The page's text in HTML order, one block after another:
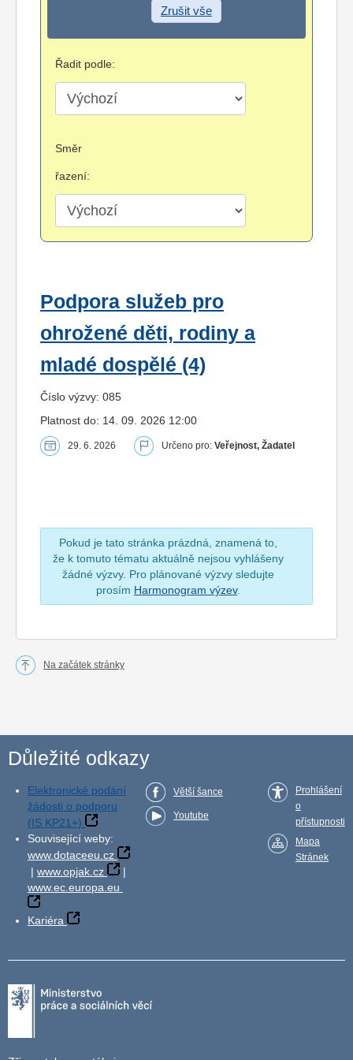
Zrušit vše
Řadit podle:
Směr
řazení:
Podpora služeb pro
ohrožené děti, rodiny a
mladé dospělé (4)
Číslo výzvy: 085
Platnost do: 14. 09. 2026 12:00
29. 6. 2026 Určeno pro: Veřejnost, Žadatel
Pokud je tato stránka prázdná, znamená to,
že k tomuto tématu aktuálně nejsou vyhlášeny
žádné výzvy. Pro plánované výzvy sledujte
prosím Harmonogram výzev.
Na začátek stránky
Důležité odkazy
Elektronické podání
žádosti o podporu
(IS KP21+)
Související weby:
www.dotaceeu.cz
| www.opjak.cz
|
www.ec.europa.eu
Kariéra
Větší šance
Youtube
Prohlášení
o
přístupnosti
Mapa
Stránek